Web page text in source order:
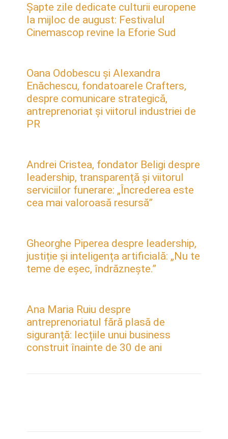
Șapte zile dedicate culturii europene
la mijloc de august: Festivalul
Cinemascop revine la Eforie Sud
Oana Odobescu și Alexandra
Enăchescu, fondatoarele Crafters,
despre comunicare strategică,
antreprenoriat și viitorul industriei de
PR
Andrei Cristea, fondator Beligi despre
leadership, transparență și viitorul
serviciilor funerare: „Încrederea este
cea mai valoroasă resursă”
Gheorghe Piperea despre leadership,
justiție și inteligența artificială: „Nu te
teme de eșec, îndrăznește.”
Ana Maria Ruiu despre
antreprenoriatul fără plasă de
siguranță: lecțiile unui business
construit înainte de 30 de ani